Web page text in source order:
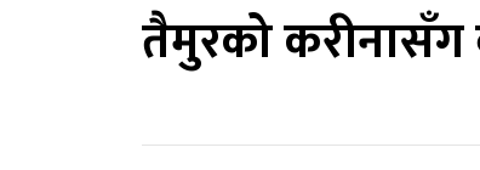
तैमुरको करीनासँग